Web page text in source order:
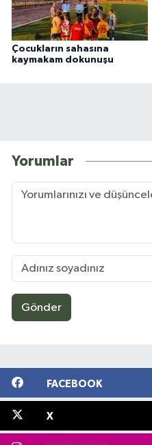
Çocukların sahasına
kaymakam dokunuşu
Yorumlar
Gönder
FACEBOOK
X